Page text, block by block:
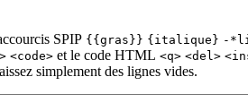
SPIP {{gras}} {italique} -
<code> et le code HTML <q> <del>
simplement des lignes vides.